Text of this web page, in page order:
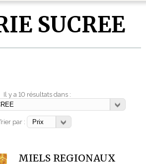
SUCREE
Il y a 10 résultats dans :
par :
MIELS REGIONAUX